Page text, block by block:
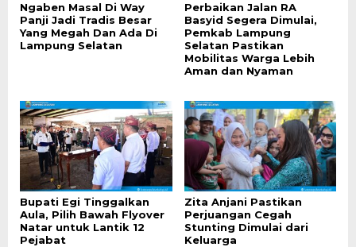
Ngaben Masal Di Way
Panji Jadi Tradis Besar
Yang Megah Dan Ada Di
Lampung Selatan
Perbaikan Jalan RA
Basyid Segera Dimulai,
Pemkab Lampung
Selatan Pastikan
Mobilitas Warga Lebih
Aman dan Nyaman
Bupati Egi Tinggalkan
Aula, Pilih Bawah Flyover
Natar untuk Lantik 12
Pejabat
Zita Anjani Pastikan
Perjuangan Cegah
Stunting Dimulai dari
Keluarga